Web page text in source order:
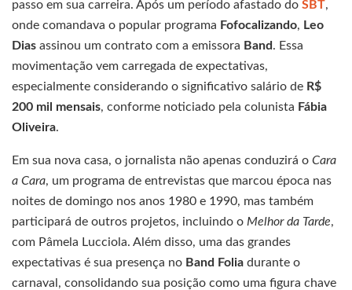
passo em sua carreira. Após um período afastado do SBT,
onde comandava o popular programa Fofocalizando, Leo
Dias assinou um contrato com a emissora Band. Essa
movimentação vem carregada de expectativas,
especialmente considerando o significativo salário de R$
200 mil mensais, conforme noticiado pela colunista Fábia
Oliveira.
Em sua nova casa, o jornalista não apenas conduzirá o Cara
a Cara, um programa de entrevistas que marcou época nas
noites de domingo nos anos 1980 e 1990, mas também
participará de outros projetos, incluindo o Melhor da Tarde,
com Pâmela Lucciola. Além disso, uma das grandes
expectativas é sua presença no Band Folia durante o
carnaval, consolidando sua posição como uma figura chave